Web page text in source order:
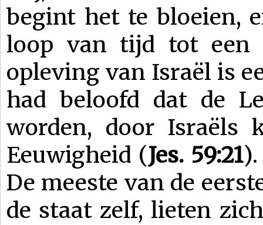
begint het te bloeien,
loop van tijd tot een
opleving van Israël is
had beloofd dat de
worden, door Israëls
Eeuwigheid (Jes. 59:21
De meeste van de
de staat zelf, lieten